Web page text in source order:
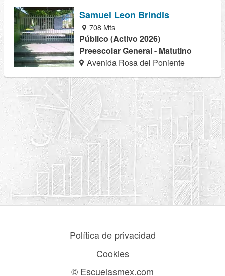
Samuel Leon Brindis
708 Mts
Público (Activo 2026)
Preescolar General - Matutino
Avenida Rosa del Poniente
Política de privacidad
Cookies
© Escuelasmex.com